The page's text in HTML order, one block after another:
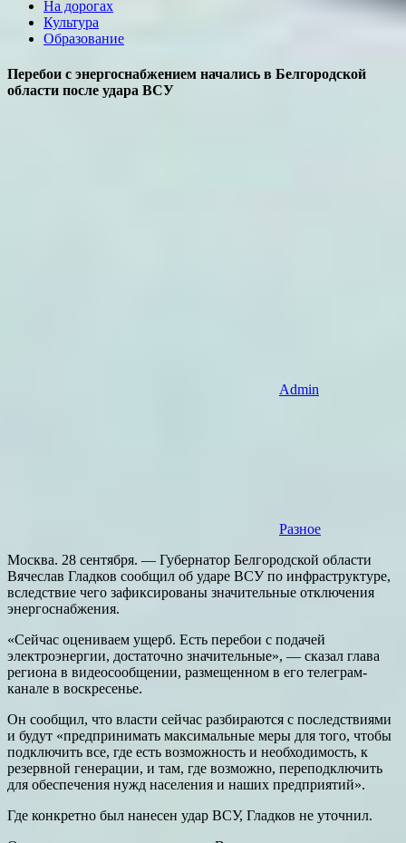
На дорогах
Культура
Образование
Перебои с энергоснабжением начались в Белгородской
области после удара ВСУ
Admin
Разное
Москва. 28 сентября. — Губернатор Белгородской области
Вячеслав Гладков сообщил об ударе ВСУ по инфраструктуре,
вследствие чего зафиксированы значительные отключения
энергоснабжения.
«Сейчас оцениваем ущерб. Есть перебои с подачей
электроэнергии, достаточно значительные», — сказал глава
региона в видеосообщении, размещенном в его телеграм-
канале в воскресенье.
Он сообщил, что власти сейчас разбираются с последствиями
и будут «предпринимать максимальные меры для того, чтобы
подключить все, где есть возможность и необходимость, к
резервной генерации, и там, где возможно, переподключить
для обеспечения нужд населения и наших предприятий».
Где конкретно был нанесен удар ВСУ, Гладков не уточнил.